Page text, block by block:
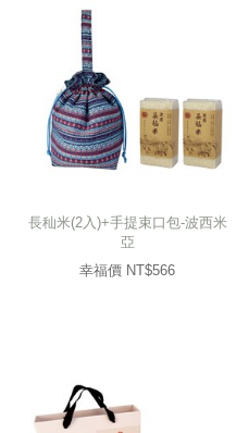
長秈米(2入)+手提束口包-波西米
亞
幸福價 NT$566